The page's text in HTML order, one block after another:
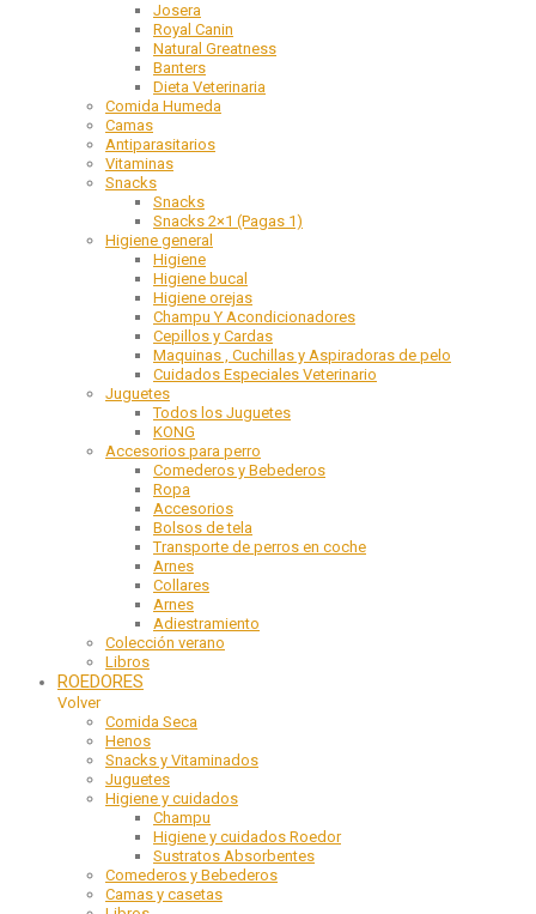
Josera
Royal Canin
Natural Greatness
Banters
Dieta Veterinaria
Comida Humeda
Camas
Antiparasitarios
Vitaminas
Snacks
Snacks
Snacks 2×1 (Pagas 1)
Higiene general
Higiene
Higiene bucal
Higiene orejas
Champu Y Acondicionadores
Cepillos y Cardas
Maquinas , Cuchillas y Aspiradoras de pelo
Cuidados Especiales Veterinario
Juguetes
Todos los Juguetes
KONG
Accesorios para perro
Comederos y Bebederos
Ropa
Accesorios
Bolsos de tela
Transporte de perros en coche
Arnes
Collares
Arnes
Adiestramiento
Colección verano
Libros
ROEDORES
Volver
Comida Seca
Henos
Snacks y Vitaminados
Juguetes
Higiene y cuidados
Champu
Higiene y cuidados Roedor
Sustratos Absorbentes
Comederos y Bebederos
Camas y casetas